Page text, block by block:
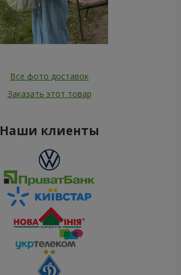
Все фото доставок
Заказать этот товар
Наши клиенты